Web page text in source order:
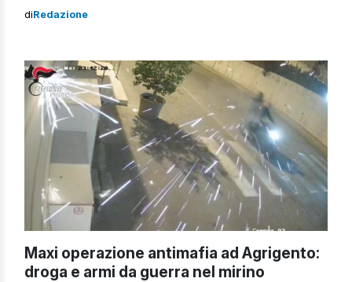
quasi un mese dal terribile incidente di cui era rimasto
diRedazione
Maxi operazione antimafia ad Agrigento:
droga e armi da guerra nel mirino